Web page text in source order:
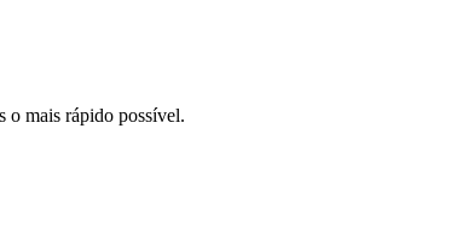
o mais rápido possível.